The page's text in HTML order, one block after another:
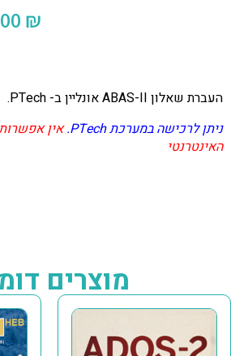
₪
העברת שאלון ABAS-II אונליין ב- PTech.
ניתן לרכישה במערכת PTech.
אין
האינטרנטי
מוצרים